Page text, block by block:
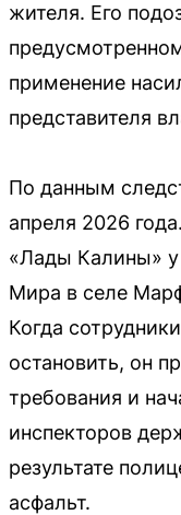
жителя. Его
применение
представителя
По данным
апреля 2026
«Лады Калины» у
Мира в селе
Когда
остановить, он
требования и
инспекторов
результате
асфальт.